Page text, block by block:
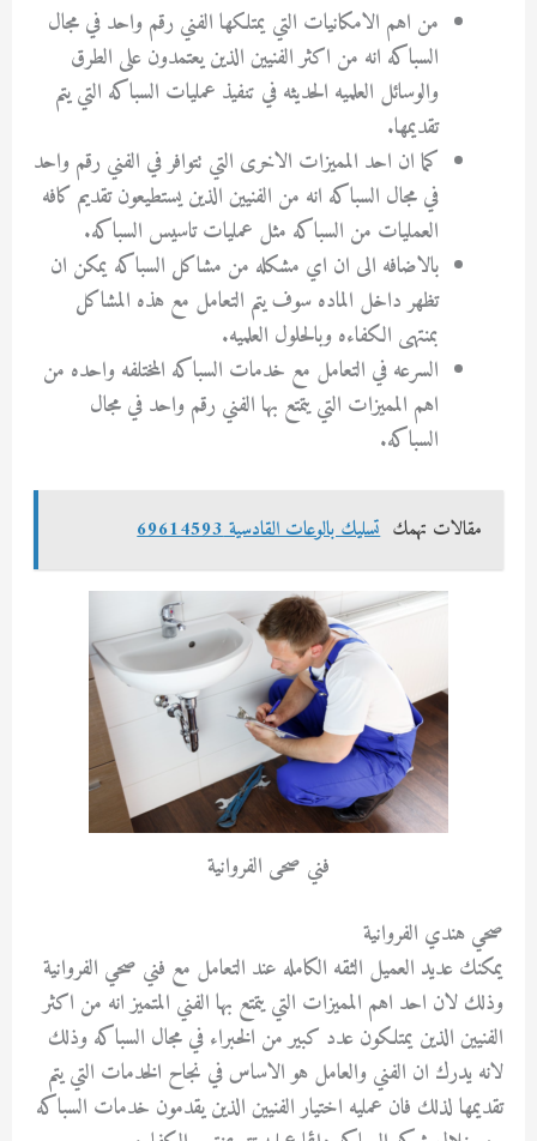
من اهم الامكانيات التي يمتلكها الفني رقم واحد في مجال
السباكه انه من اكثر الفنيين الذين يعتمدون على الطرق
والوسائل العلميه الحديثه في تنفيذ عمليات السباكه التي يتم
تقديمها.
كما ان احد المميزات الاخرى التي تتوافر في الفني رقم واحد
في مجال السباكه انه من الفنيين الذين يستطيعون تقديم كافه
العمليات من السباكه مثل عمليات تاسيس السباكه.
بالاضافه الى ان اي مشكله من مشاكل السباكه يمكن ان
تظهر داخل الماده سوف يتم التعامل مع هذه المشاكل
بمنتهى الكفاءه وبالحلول العلميه.
السرعه في التعامل مع خدمات السباكه المختلفه واحده من
اهم المميزات التي يتمتع بها الفني رقم واحد في مجال
السباكه.
مقالات تهمك تسليك بالوعات القادسية 69614593
فني صحى الفروانية
صحي هندي الفروانية
يمكنك عديد العميل الثقه الكامله عند التعامل مع فني صحي الفروانية
وذلك لان احد اهم المميزات التي يتمتع بها الفني المتميز انه من اكثر
الفنيين الذين يمتلكون عدد كبير من الخبراء في مجال السباكه وذلك
لانه يدرك ان الفني والعامل هو الاساس في نجاح الخدمات التي يتم
تقديمها لذلك فان عمليه اختيار الفنيين الذين يقدمون خدمات السباكه